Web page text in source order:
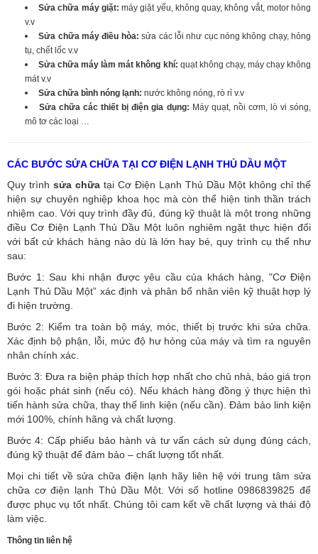
Sửa chữa máy giặt:máy giặt yếu, không quay, không vắt, motor hỏng
v.v
Sửa chữa máy điều hòa: sửa các lỗi như cục nóng không chạy, hỏng
tụ, chết lốc v.v
Sửa chữa máy làm mát không khí: quạt không chạy, máy chạy không
mát v.v
Sửa chữa bình nóng lạnh: nước không nóng, rò rỉ v.v
Sửa chữa các thiết bị điện gia dụng: Máy quạt, nồi cơm, lò vi sóng,
mô tơ các loại …
CÁC BƯỚC SỬA CHỮA TẠI CƠ ĐIỆN LẠNH THỦ DẦU MỘT
Quy trình sửa chữa tại Cơ Điện Lạnh Thủ Dầu Một không chỉ thể
hiện sự chuyên nghiệp khoa học mà còn thể hiện tinh thần trách
nhiệm cao. Với quy trình đầy đủ, đúng kỹ thuật là một trong những
điều Cơ Điện Lạnh Thủ Dầu Một luôn nghiêm ngặt thực hiện đối
với bất cứ khách hàng nào dù là lớn hay bé, quy trình cụ thể như
sau:
Bước 1: Sau khi nhận được yêu cầu của khách hàng, "Cơ Điện
Lạnh Thủ Dầu Một” xác định và phân bổ nhân viên kỹ thuật hợp lý
đi hiện trường.
Bước 2: Kiểm tra toàn bộ máy, móc, thiết bị trước khi sửa chữa.
Xác định bộ phận, lỗi, mức độ hư hỏng của máy và tìm ra nguyên
nhân chính xác.
Bước 3: Đưa ra biện pháp thích hợp nhất cho chủ nhà, báo giá trọn
gói hoặc phát sinh (nếu có). Nếu khách hàng đồng ý thực hiện thì
tiến hành sửa chữa, thay thế linh kiện (nếu cần). Đảm bảo linh kiện
mới 100%, chính hãng và chất lượng.
Bước 4: Cấp phiếu bảo hành và tư vấn cách sử dụng đúng cách,
đúng kỹ thuật để đảm bảo – chất lượng tốt nhất.
Mọi chi tiết về sửa chữa điện lạnh hãy liên hệ với trung tâm sửa
chữa cơ điện lạnh Thủ Dầu Một. Với số hotline 0986839825 để
được phục vụ tốt nhất. Chúng tôi cam kết về chất lượng và thái độ
làm việc.
Thông tin liên hệ